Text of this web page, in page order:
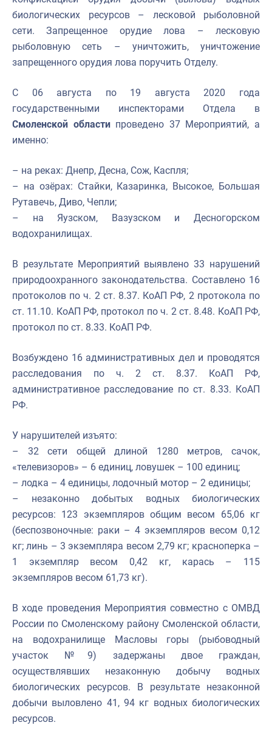
биологических ресурсов – лесковой рыболовной
сети. Запрещенное орудие лова – лесковую
рыболовную сеть – уничтожить, уничтожение
запрещенного орудия лова поручить Отделу.
С 06 августа по 19 августа 2020 года
государственными инспекторами Отдела в
Смоленской областипроведено 37 Мероприятий, а
именно:
– на реках: Днепр, Десна, Сож, Каспля;
– на озёрах: Стайки, Казаринка, Высокое, Большая
Рутавечь, Диво, Чепли;
– на Яузском, Вазузском и Десногорском
водохранилищах.
В результате Мероприятий выявлено 33 нарушений
природоохранного законодательства. Составлено 16
протоколов по ч. 2 ст. 8.37. КоАП РФ, 2 протокола по
ст. 11.10. КоАП РФ, протокол по ч. 2 ст. 8.48. КоАП РФ,
протокол по ст. 8.33. КоАП РФ.
Возбуждено 16 административных дел и проводятся
расследования по ч. 2 ст. 8.37. КоАП РФ,
административное расследование по ст. 8.33. КоАП
РФ.
У нарушителей изъято:
– 32 сети общей длиной 1280 метров, сачок,
«телевизоров» – 6 единиц, ловушек – 100 единиц;
– лодка – 4 единицы, лодочный мотор – 2 единицы;
– незаконно добытых водных биологических
ресурсов: 123 экземпляров общим весом 65,06 кг
(беспозвоночные: раки – 4 экземпляров весом 0,12
кг; линь – 3 экземпляра весом 2,79 кг; красноперка –
1 экземпляр весом 0,42 кг, карась – 115
экземпляров весом 61,73 кг).
В ходе проведения Мероприятия совместно с ОМВД
России по Смоленскому району Смоленской области,
на водохранилище Масловы горы (рыбоводный
участок №9) задержаны двое граждан,
осуществлявших незаконную добычу водных
биологических ресурсов. В результате незаконной
добычи выловлено 41, 94 кг водных биологических
ресурсов.